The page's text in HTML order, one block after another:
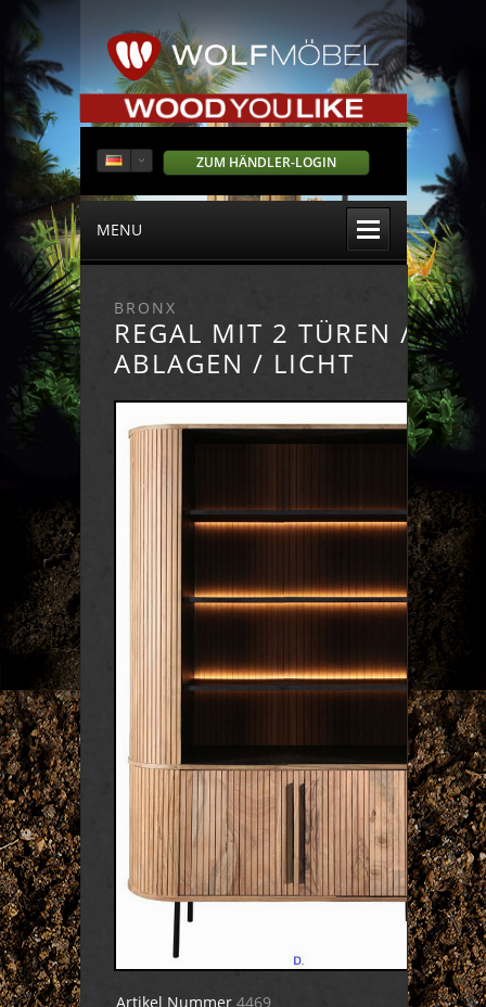
ZUM HÄNDLER-LOGIN
MENU
BRONX
REGAL MIT 2 TÜREN / 4
ABLAGEN / LICHT
Artikel Nummer 4469